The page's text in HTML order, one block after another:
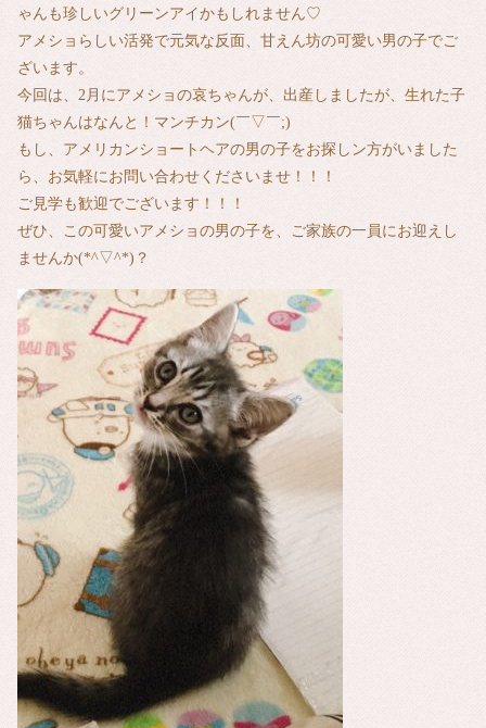
ゃんも珍しいグリーンアイかもしれません♡
アメショらしい活発で元気な反面、甘えん坊の可愛い男の子でご
ざいます。
今回は、2月にアメショの哀ちゃんが、出産しましたが、生れた子
猫ちゃんはなんと！マンチカン(￣▽￣;)
もし、アメリカンショートヘアの男の子をお探しン方がいました
ら、お気軽にお問い合わせくださいませ！！！
ご見学も歓迎でございます！！！
ぜひ、この可愛いアメショの男の子を、ご家族の一員にお迎えし
ませんか(*^▽^*)？